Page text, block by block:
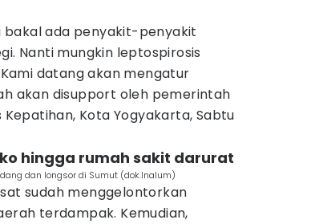
bakal ada penyakit-penyakit
Nanti mungkin leptospirosis
datang akan mengatur
akan disupport oleh pemerintah
Kota Yogyakarta, Sabtu
hingga rumah sakit darurat
dan longsor di Sumut (dok.Inalum)
sudah menggelontorkan
terdampak. Kemudian,